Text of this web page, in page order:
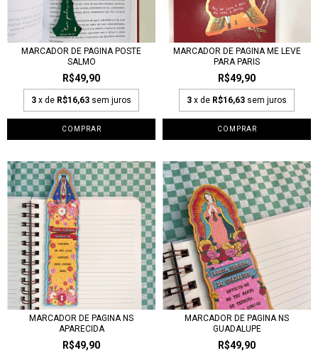
MARCADOR DE PAGINA POSTE
SALMO
R$49,90
3 x de R$16,63 sem juros
MARCADOR DE PAGINA ME LEVE
PARA PARIS
R$49,90
3 x de R$16,63 sem juros
MARCADOR DE PAGINA NS
APARECIDA
R$49,90
MARCADOR DE PAGINA NS
GUADALUPE
R$49,90